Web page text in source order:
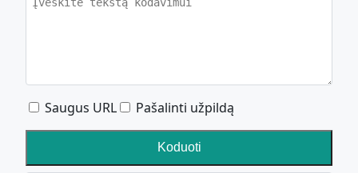
Saugus URL Pašalinti užpildą
Koduoti